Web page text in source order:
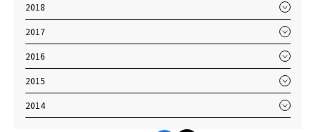
2018
2017
2016
2015
2014